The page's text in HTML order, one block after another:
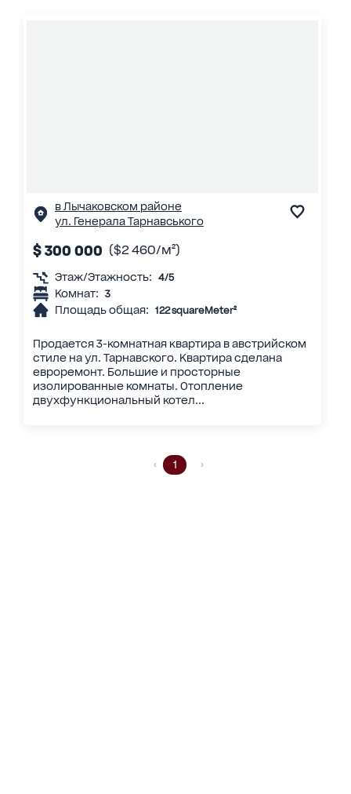
в Лычаковском районе
ул. Генерала Тарнавського
$ 300 000 ($2 460/м²)
Этаж/Этажность: 4/5
Комнат: 3
Площадь общая: 122 squareMeter²
Продается 3-комнатная квартира в австрийском
стиле на ул. Тарнавского. Квартира сделана
евроремонт. Большие и просторные
изолированные комнаты. Отопление
двухфункциональный котел...
1